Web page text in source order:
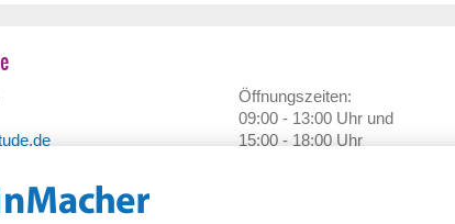
Öffnungszeiten:
09:00 - 13:00 Uhr und
15:00 - 18:00 Uhr